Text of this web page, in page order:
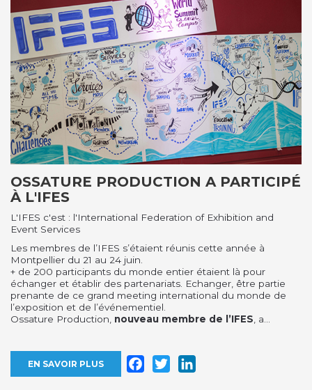
OSSATURE PRODUCTION A PARTICIPÉ
À L'IFES
L'IFES c'est : l'International Federation of Exhibition and
Event Services
Les membres de l’IFES s’étaient réunis cette année à
Montpellier du 21 au 24 juin.
+ de 200 participants du monde entier étaient là pour
échanger et établir des partenariats. Echanger, être partie
prenante de ce grand meeting international du monde de
l’exposition et de l’événementiel.
Ossature Production, nouveau membre de l’IFES , a...
EN SAVOIR PLUS Facebook
Twitter